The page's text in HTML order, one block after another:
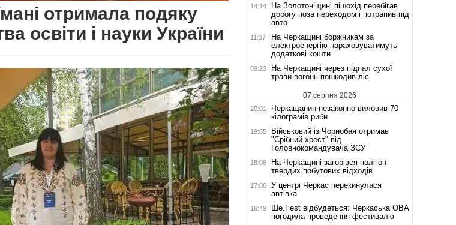
отримала подяку
освіти і науки України
14:14
На Золотоніщині пішохід перебігав
дорогу поза переходом і потрапив під
авто
11:37
На Черкащині боржникам за
електроенергію нараховуватимуть
додаткові кошти
09:23
На Черкащині через підпал сухої
трави вогонь пошкодив ліс
07 серпня 2026
20:01
Черкащанин незаконно виловив 70
кілограмів риби
19:05
Військовий із Чорнобая отримав
"Срібний хрест" від
Головнокомандувача ЗСУ
18:08
На Черкащині загорівся полігон
твердих побутових відходів
17:06
У центрі Черкас перекинулася
автівка
16:49
Ше.Fest відбудеться: Черкаська ОВА
погодила проведення фестивалю